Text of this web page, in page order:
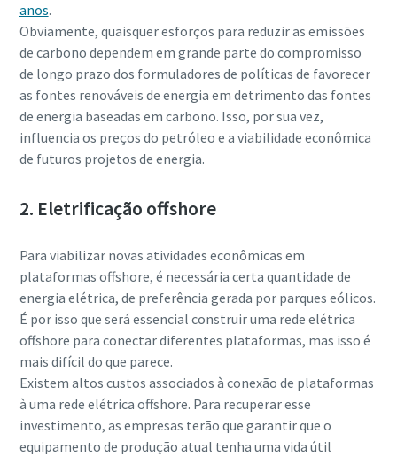
anos.
Obviamente, quaisquer esforços para reduzir as emissões
de carbono dependem em grande parte do compromisso
de longo prazo dos formuladores de políticas de favorecer
as fontes renováveis de energia em detrimento das fontes
de energia baseadas em carbono. Isso, por sua vez,
influencia os preços do petróleo e a viabilidade econômica
de futuros projetos de energia.
2. Eletrificação offshore
Para viabilizar novas atividades econômicas em
plataformas offshore, é necessária certa quantidade de
energia elétrica, de preferência gerada por parques eólicos.
É por isso que será essencial construir uma rede elétrica
offshore para conectar diferentes plataformas, mas isso é
mais difícil do que parece.
Existem altos custos associados à conexão de plataformas
à uma rede elétrica offshore. Para recuperar esse
investimento, as empresas terão que garantir que o
equipamento de produção atual tenha uma vida útil